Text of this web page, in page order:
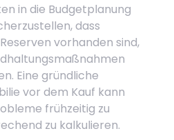
in die Budgetplanung
dass
vorhanden sind,
Eine gründliche
vor dem Kauf kann
frühzeitig zu
zu kalkulieren.